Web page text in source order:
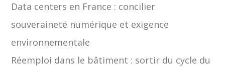
Data centers en France : concilier
souveraineté numérique et exigence
environnementale
Réemploi dans le bâtiment : sortir du cycle du